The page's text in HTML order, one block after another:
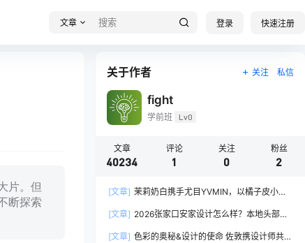
文章 登录 快速注册
片。但
断探索
关于作者 关注 私信
fight
学前班 Lv0
文章
40234
评论
1
关注
0
粉丝
2
[文章] 茉莉奶白携手尤目YVMIN，以橘子皮小熊
[文章] 2026张家口安家设计怎么样？本地头部全
[文章] 色彩的奥秘&设计的使命 佐敦携设计师共探